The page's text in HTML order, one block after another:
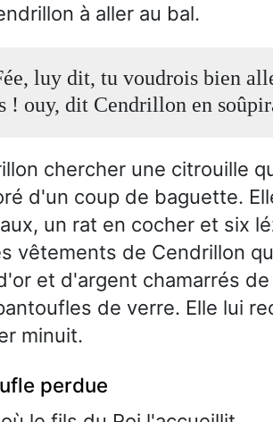
à aller au bal.
luy dit, tu voudrois bien
! ouy, dit Cendrillon en
chercher une citrouille
d'un coup de baguette.
un rat en cocher et six
vêtements de Cendrillon
et d'argent chamarrés
de verre. Elle lui
minuit.
perdue